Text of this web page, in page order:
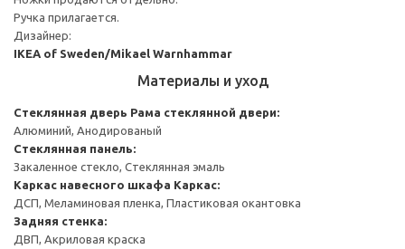
Ручка прилагается.
Дизайнер:
IKEA of Sweden/Mikael Warnhammar
Материалы и уход
Стеклянная дверь Рама стеклянной двери:
Алюминий, Анодированый
Стеклянная панель:
Закаленное стекло, Стеклянная эмаль
Каркас навесного шкафа Каркас:
ДСП, Меламиновая пленка, Пластиковая окантовка
Задняя стенка:
ДВП, Акриловая краска